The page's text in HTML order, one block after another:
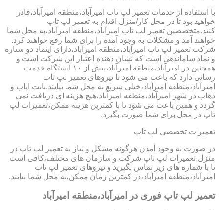
با استفاده از خدمات تعمیر لپ تاب امیرآباد،منطقه امیرآباد،قادر
خواهید بود تا در محل کار/منزل اقدام به تعمیر لپ تاپ
کنید.متخصصین تعمیر لپ تاب امیرآباد،منطقه امیرآباد،به محل شما
خواهند آمد و مشکلات به وجود آمده را برای شما رفع خواهند کرد.
شرکت تعمیر لپ تاب امیرآباد،منطقه امیرآباد،دارای اینماد دو ستاره
و نماد ساماندهی است که نشان دهنده اعتبار این شرکت است و
همچنین در امیرآباد،منطقه امیرآباد،بیش از ۱۰ ایستگاه خدمت
رسانی دارد که باعث می شود تا نیروهای تعمیر لپ تاب
امیرآباد،منطقه امیرآباد،خیلی سریع به محل شما بیایند.بابت ایاب و
ذهاب در شهر امیرآباد،منطقه امیرآباد،هیچ هزینه ای دریافت نمی
گردد و همین باعث می شود تا با کمترین هزینه ممکن،تعمیرات لپ
تاپ در محل برای شما صورت بگیرد.
تعمیرات تخصصی لپ تاپ
در صورت به وجود آمدن هرگونه مشکل و نیاز به تعمیر لپ تاپ در
منزل،تعمیرات لپ تاپ شرکت و سازمان های مختلف،کافی است
تا با شماره های زیر تماس بگیرید و نیروهای تعمیر لپ تاب
امیرآباد،منطقه امیرآباد،در کمترین زمان ممکن،به محل شما بیایند.
تعمیر لپ تاپ فوری در امیرآباد،منطقه امیرآباد